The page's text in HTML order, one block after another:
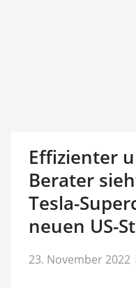
Effizienter
Berater
Tesla-
neuen US-
23. November 2022